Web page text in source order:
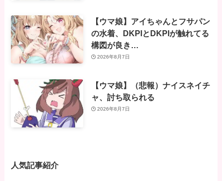
【ウマ娘】アイちゃんとフサパン
の水着、DKPIとDKPIが触れてる
構図が良き…
2026年8月7日
【ウマ娘】（悲報）ナイスネイチ
ャ、討ち取られる
2026年8月7日
人気記事紹介